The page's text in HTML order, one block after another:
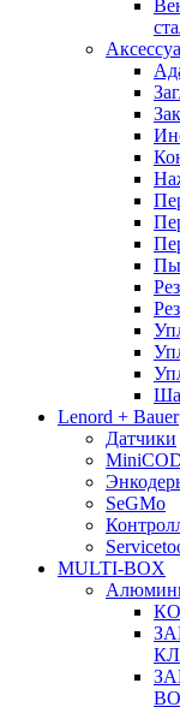
Lenord + Bauer
Датчики
SeGMo
MULTI-BOX